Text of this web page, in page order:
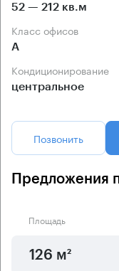
52 — 212 кв.м
Класс офисов
А
Кондиционирование
центральное
Позвонить
Предложения
Площадь
126 м²